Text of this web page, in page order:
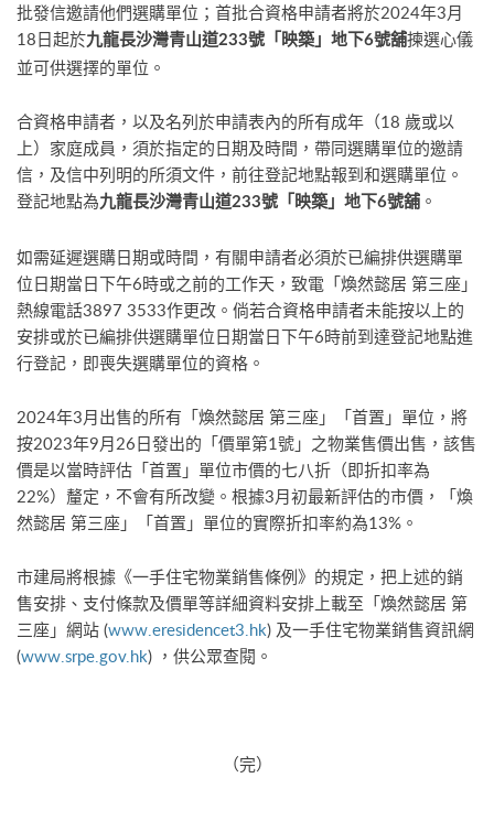
批發信邀請他們選購單位；首批合資格申請者將於2024年3月
18日起於九龍長沙灣青山道233號「映築」地下6號舖揀選心儀
並可供選擇的單位。
合資格申請者，以及名列於申請表內的所有成年（18 歲或以
上）家庭成員，須於指定的日期及時間，帶同選購單位的邀請
信，及信中列明的所須文件，前往登記地點報到和選購單位。
登記地點為九龍長沙灣青山道233號「映築」地下6號舖 。
如需延遲選購日期或時間，有關申請者必須於已編排供選購單
位日期當日下午6時或之前的工作天，致電「煥然懿居 第三座」
熱線電話3897 3533作更改。倘若合資格申請者未能按以上的
安排或於已編排供選購單位日期當日下午6時前到達登記地點進
行登記，即喪失選購單位的資格。
2024年3月出售的所有「煥然懿居 第三座」「首置」單位，將
按2023年9月26日發出的「價單第1號」之物業售價出售，該售
價是以當時評估「首置」單位市價的七八折（即折扣率為
22%）釐定，不會有所改變。根據3月初最新評估的市價，「煥
然懿居 第三座」「首置」單位的實際折扣率約為13%。
市建局將根據《一手住宅物業銷售條例》的規定，把上述的銷
售安排、支付條款及價單等詳細資料安排上載至「煥然懿居 第
三座」網站 (www.eresidencet3.hk) 及一手住宅物業銷售資訊網
(www.srpe.gov.hk) ，供公眾查閱。
（完）